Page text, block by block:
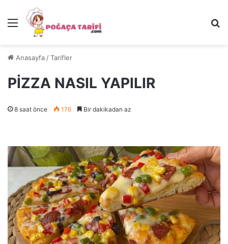
Menü
Anasayfa /Tarifler
PİZZA NASIL YAPILIR
8 saat önce 176 Bir dakikadan az